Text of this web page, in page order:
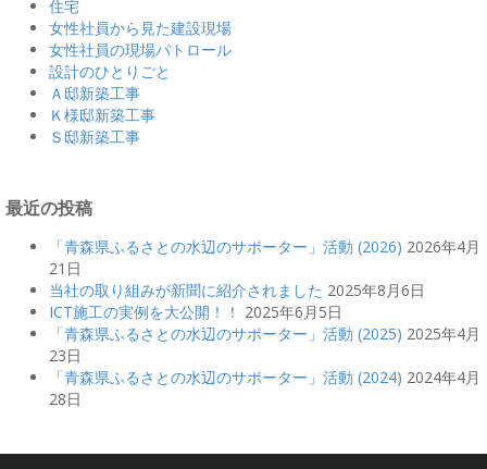
住宅
女性社員から見た建設現場
女性社員の現場パトロール
設計のひとりごと
Ａ邸新築工事
Ｋ様邸新築工事
Ｓ邸新築工事
最近の投稿
「青森県ふるさとの水辺のサポーター」活動 (2026) 2026年4月
21日
当社の取り組みが新聞に紹介されました 2025年8月6日
ICT施工の実例を大公開！！ 2025年6月5日
「青森県ふるさとの水辺のサポーター」活動 (2025) 2025年4月
23日
「青森県ふるさとの水辺のサポーター」活動 (2024) 2024年4月
28日